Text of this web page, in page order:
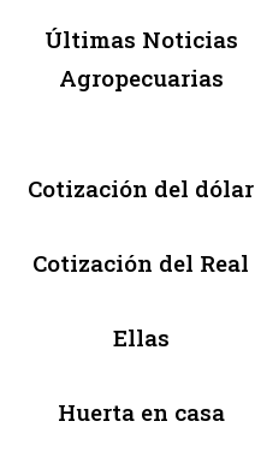
Últimas Noticias
Agropecuarias
Cotización del dólar
Cotización del Real
Ellas
Huerta en casa